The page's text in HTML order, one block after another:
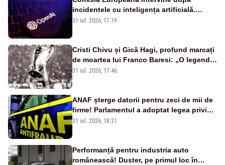
incidentele cu inteligența artificială.
OpenAI și Anthropic, vizate
31 iul. 2026, 17:19
Cristi Chivu și Gică Hagi, profund marcați
de moartea lui Franco Baresi: „O legendă
a fotbalului mondial”
31 iul. 2026, 17:46
ANAF șterge datorii pentru zeci de mii de
firme! Parlamentul a adoptat legea privind
amnistia fiscală
31 iul. 2026, 18:21
Performanță pentru industria auto
românească! Duster, pe primul loc în